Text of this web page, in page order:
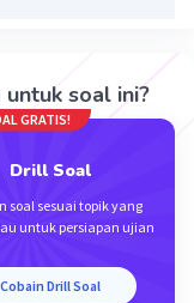
soal ini?
GRATIS!
Drill Soal
soal sesuai topik yang
untuk persiapan ujian
Cobain Drill Soal